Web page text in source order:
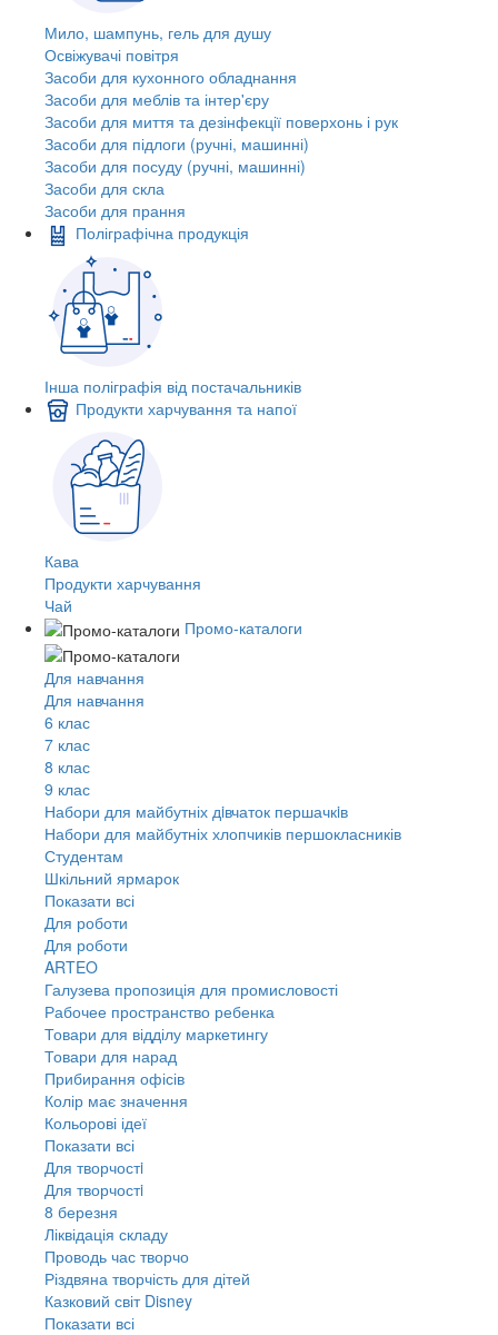
Мило, шампунь, гель для душу
Освіжувачі повітря
Засоби для кухонного обладнання
Засоби для меблів та інтер'єру
Засоби для миття та дезінфекції поверхонь і рук
Засоби для підлоги (ручні, машинні)
Засоби для посуду (ручні, машинні)
Засоби для скла
Засоби для прання
Поліграфічна продукція
Інша поліграфія від постачальників
Продукти харчування та напої
Кава
Продукти харчування
Чай
Промо-каталоги
Для навчання
Для навчання
6 клас
7 клас
8 клас
9 клас
Набори для майбутніх дiвчаток першачкiв
Набори для майбутніх хлопчиків першокласників
Студентам
Шкільний ярмарок
Показати всі
Для роботи
Для роботи
ARTEO
Галузева пропозиція для промисловості
Рабочее пространство ребенка
Товари для відділу маркетингу
Товари для нарад
Прибирання офісів
Колір має значення
Кольорові ідеї
Показати всі
Для творчостi
Для творчостi
8 березня
Ліквідація складу
Проводь час творчо
Різдвяна творчість для дітей
Казковий світ Disney
Показати всі